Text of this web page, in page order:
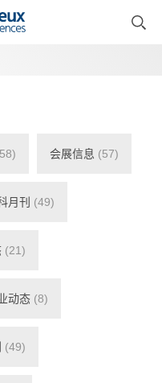
会展信息 (57)
月刊 (49)
(21)
动态 (8)
(49)